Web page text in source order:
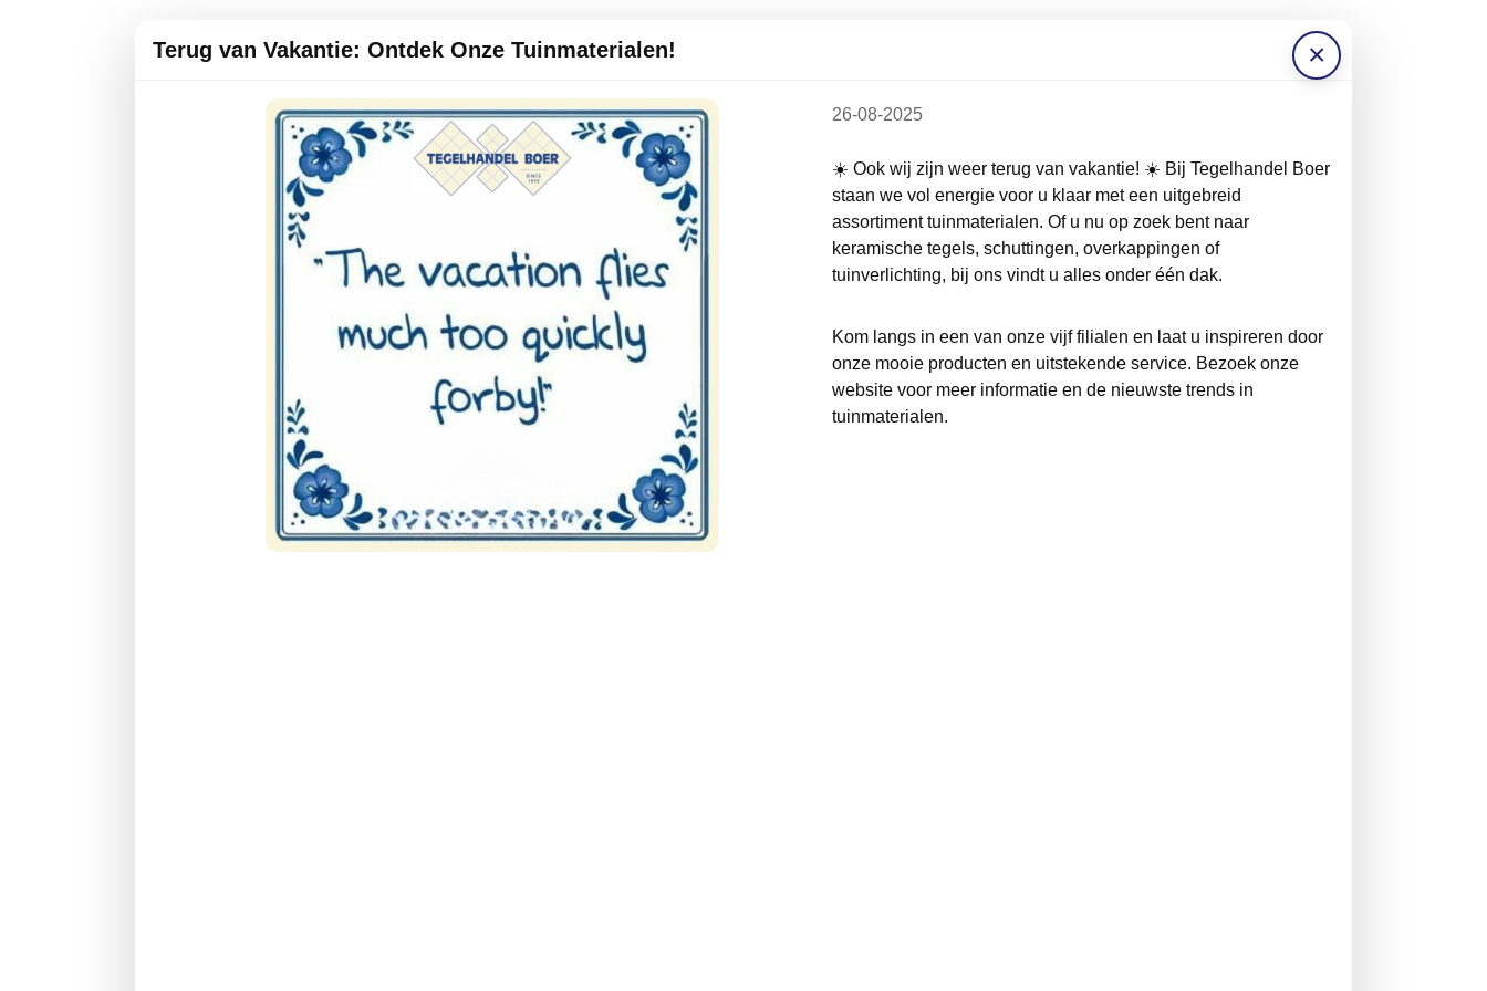
×
Terug van Vakantie: Ontdek Onze Tuinmaterialen!
26-08-2025
☀️ Ook wij zijn weer terug van vakantie! ☀️ Bij Tegelhandel Boer
staan we vol energie voor u klaar met een uitgebreid
assortiment tuinmaterialen. Of u nu op zoek bent naar
keramische tegels, schuttingen, overkappingen of
tuinverlichting, bij ons vindt u alles onder één dak.
Kom langs in een van onze vijf filialen en laat u inspireren door
onze mooie producten en uitstekende service. Bezoek onze
website voor meer informatie en de nieuwste trends in
tuinmaterialen.